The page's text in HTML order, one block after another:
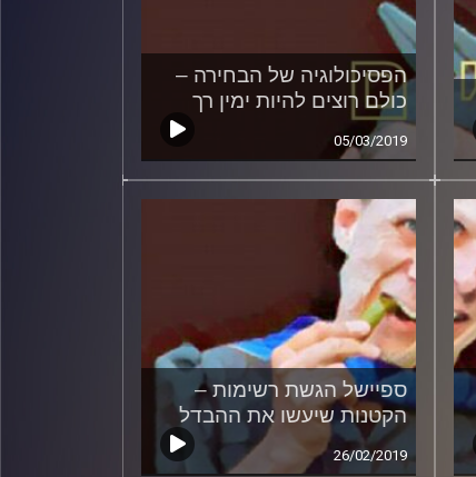
הפסיכולוגיה של הבחירה –
כולם רוצים להיות ימין רך
05/03/2019
ספיישל הגשת רשימות –
הקטנות שיעשו את ההבדל
26/02/2019